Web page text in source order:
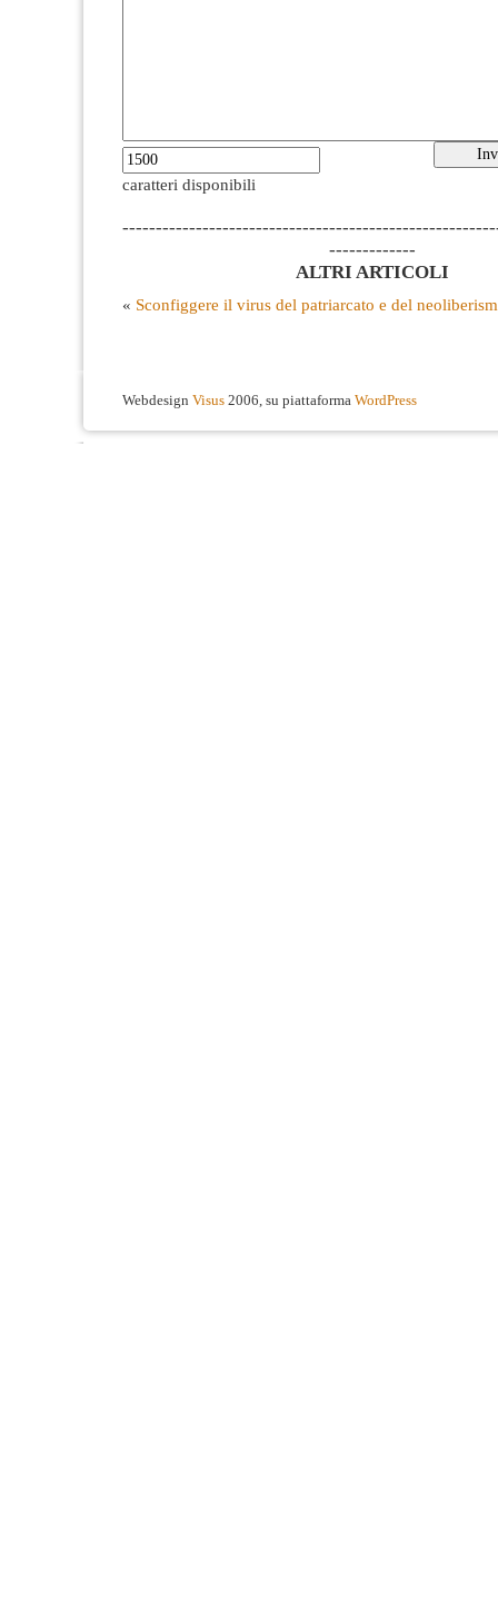
caratteri disponibili
-------------
ALTRI ARTICOLI
« Sconfiggere il virus del patriarcato e del
Webdesign Visus 2006, su piattaforma WordPress